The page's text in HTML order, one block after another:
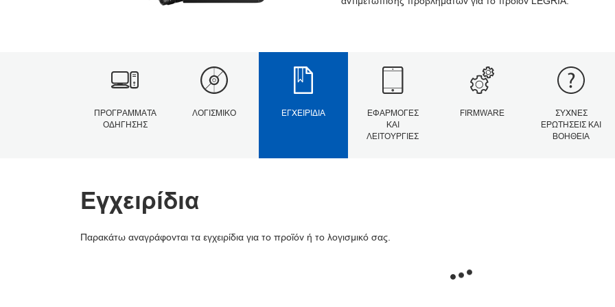
ΠΡΟΓΡΆΜΜΑΤΑ
ΟΔΉΓΗΣΗΣ
ΛΟΓΙΣΜΙΚΌ ΕΓΧΕΙΡΊΔΙΑ
ΕΦΑΡΜΟΓΈΣ
ΚΑΙ
ΛΕΙΤΟΥΡΓΊΕΣ
FIRMWARE
ΣΥΧΝΈΣ
ΕΡΩΤΉΣΕΙΣ ΚΑΙ
ΒΟΉΘΕΙΑ
Εγχειρίδια
Παρακάτω αναγράφονται τα εγχειρίδια για το προϊόν ή το λογισμικό σας.